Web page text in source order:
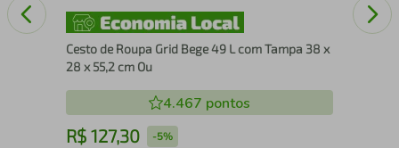
Cesto de Roupa Grid Bege 49 L com Tampa 38 x
28 x 55,2 cm Ou
4.467 pontos
R$ 127,30 -5%